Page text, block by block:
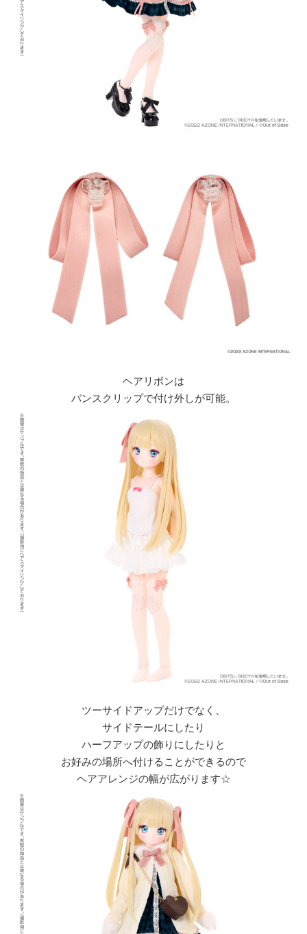
ヘアリボンは
バンスクリップで付け外しが可能。
ツーサイドアップだけでなく、
サイドテールにしたり
ハーフアップの飾りにしたりと
お好みの場所へ付けることができるので
ヘアアレンジの幅が広がります☆